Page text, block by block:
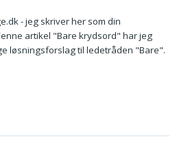
- jeg skriver her som din
artikel "Bare krydsord" har jeg
løsningsforslag til ledetråden "Bare".